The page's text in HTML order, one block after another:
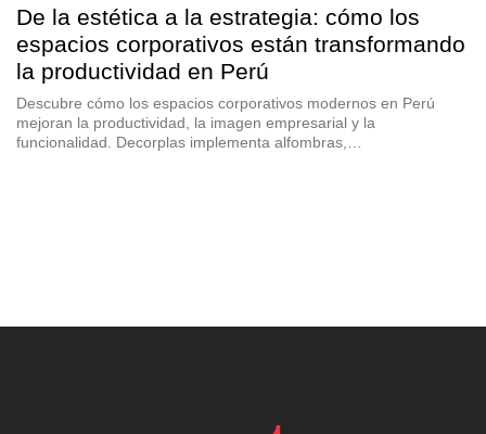
De la estética a la estrategia: cómo los
espacios corporativos están transformando
la productividad en Perú
Descubre cómo los espacios corporativos modernos en Perú
mejoran la productividad, la imagen empresarial y la
funcionalidad. Decorplas implementa alfombras,…